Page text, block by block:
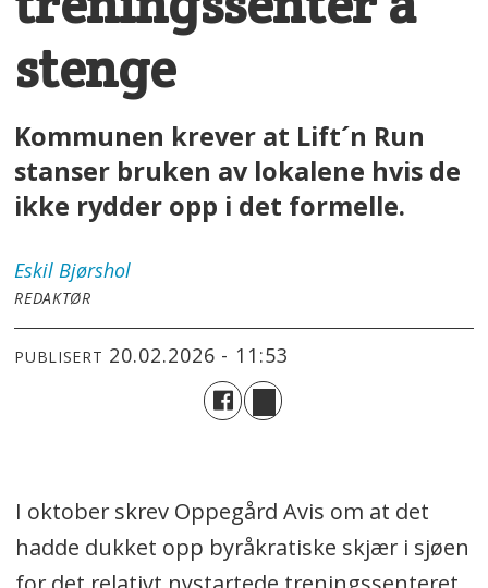
stenge
Kommunen krever at Lift´n Run
stanser bruken av lokalene hvis de
ikke rydder opp i det formelle.
Eskil Bjørshol
REDAKTØR
PUBLISERT 20.02.2026 - 11:53
I oktober skrev Oppegård Avis om at det
hadde dukket opp byråkratiske skjær i sjøen